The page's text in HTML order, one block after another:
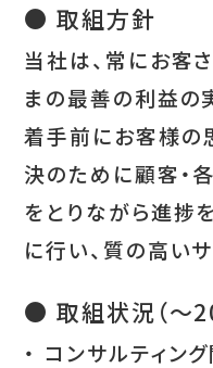
● 取組方針
当社は、常にお客
まの最善の利益の
着手前にお客様の
決のために顧客・
をとりながら進捗
に行い、質の高い
● 取組状況（～
・ コンサルティン